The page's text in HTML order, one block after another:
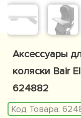
Аксессуары
коляски Bair
624882
Код Товара: